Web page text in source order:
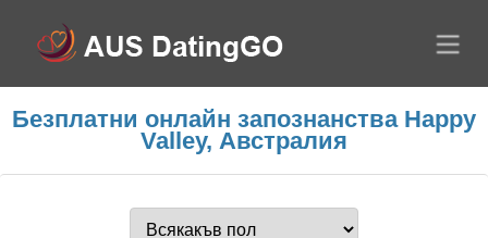
Безплатни онлайн запознанства Happy
Valley, Австралия